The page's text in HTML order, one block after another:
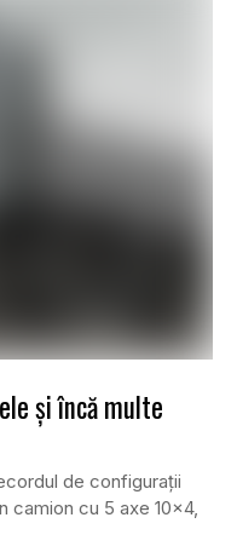
și încă multe
de configurații
camion cu 5 axe 10×4,